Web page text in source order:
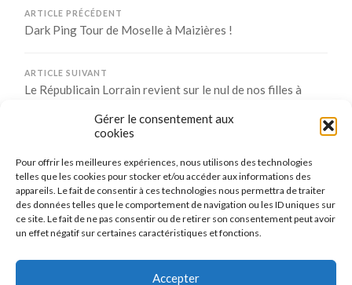
Gérer le consentement aux
cookies
Pour offrir les meilleures expériences, nous utilisons des technologies
telles que les cookies pour stocker et/ou accéder aux informations des
appareils. Le fait de consentir à ces technologies nous permettra de traiter
des données telles que le comportement de navigation ou les ID uniques sur
ce site. Le fait de ne pas consentir ou de retirer son consentement peut avoir
un effet négatif sur certaines caractéristiques et fonctions.
Accepter
ARTICLE PRÉCÉDENT
Dark Ping Tour de Moselle à Maizières !
ARTICLE SUIVANT
Le Républicain Lorrain revient sur le nul de nos filles à
Comments are closed.
CONNEXION